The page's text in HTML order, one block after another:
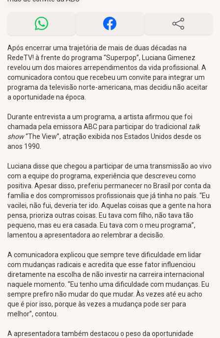
Após encerrar uma trajetória de mais de duas décadas na
RedeTV! à frente do programa “Superpop”, Luciana Gimenez
revelou um dos maiores arrependimentos da vida profissional. A
comunicadora contou que recebeu um convite para integrar um
programa da televisão norte-americana, mas decidiu não aceitar
a oportunidade na época.
Durante entrevista a um programa, a artista afirmou que foi
chamada pela emissora ABC para participar do tradicional talk
show“The View”, atração exibida nos Estados Unidos desde os
anos 1990.
Luciana disse que chegou a participar de uma transmissão ao vivo
com a equipe do programa, experiência que descreveu como
positiva. Apesar disso, preferiu permanecer no Brasil por conta da
família e dos compromissos profissionais que já tinha no país. “Eu
vacilei, não fui, deveria ter ido. Aquelas coisas que a gente na hora
pensa, prioriza outras coisas. Eu tava com filho, não tava tão
pequeno, mas eu era casada. Eu tava com o meu programa”,
lamentou a apresentadora ao relembrar a decisão.
A comunicadora explicou que sempre teve dificuldade em lidar
com mudanças radicais e acredita que esse fator influenciou
diretamente na escolha de não investir na carreira internacional
naquele momento. “Eu tenho uma dificuldade com mudanças. Eu
sempre prefiro não mudar do que mudar. Às vezes até eu acho
que é pior isso, porque às vezes a mudança pode ser para
melhor”, contou.
A apresentadora também destacou o peso da oportunidade